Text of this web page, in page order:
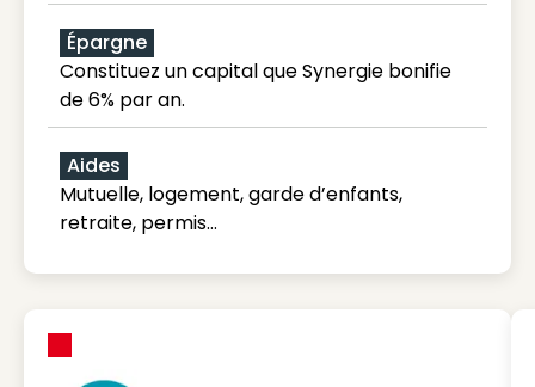
Épargne
Constituez un capital que Synergie bonifie
de 6% par an.
Aides
Mutuelle, logement, garde d’enfants,
retraite, permis…